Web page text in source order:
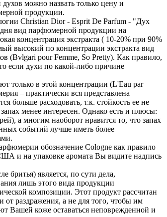
можно назвать только цену и
продукции.
Christian Dior - Esprit De Parfum - "Дух
вид парфюмерной продукции на
концентрация экстракта ( 10-20% при 90%
высокий по концентрации экстракта вид
(Bvlgari pour Femme, So Pretty). Как правило,
если духи по какой-либо причине
только в этой концентрации (L'Eau par
– практически вся представлена
больше расходовать, т.к. стойкость ее не
менее интересен. Однако есть и плюсы:
а многим наоборот нравится то, что запах
событий лучше иметь более
обозначение Cologne как правило
и на упаковке аромата Вы видите надпись
бритья) является, по сути дела,
лишь этого вида продукции
композиции. Этот продукт рассчитан
раздражения, а не для того, чтобы им
Вашей коже оставаться неповрежденной и